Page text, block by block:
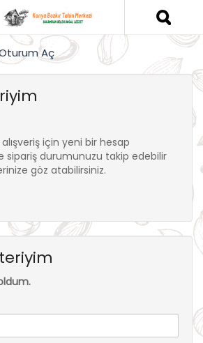
Aç
alışveriş için yeni bir hesap
sipariş durumunuzu takip edebilir
göz atabilirsiniz.